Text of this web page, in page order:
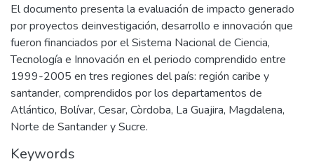
El documento presenta la evaluación de impacto generado
por proyectos deinvestigación, desarrollo e innovación que
fueron financiados por el Sistema Nacional de Ciencia,
Tecnología e Innovación en el periodo comprendido entre
1999-2005 en tres regiones del país: región caribe y
santander, comprendidos por los departamentos de
Atlántico, Bolívar, Cesar, Còrdoba, La Guajira, Magdalena,
Norte de Santander y Sucre.
Keywords